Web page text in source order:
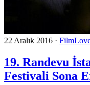
22 Aralık 2016 ·
19. Randevu
Festivali Sona